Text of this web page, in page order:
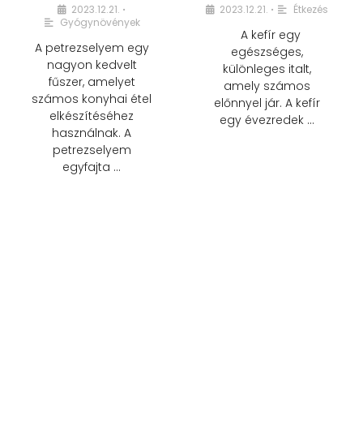
2023.12.21. •
Gyógynövények
A petrezselyem egy
nagyon kedvelt
fűszer, amelyet
számos konyhai étel
elkészítéséhez
használnak. A
petrezselyem
egyfajta …
2023.12.21. • Étkezés
A kefír egy
egészséges,
különleges italt,
amely számos
előnnyel jár. A kefír
egy évezredek …